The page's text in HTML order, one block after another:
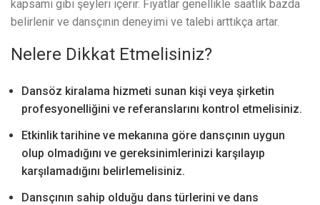
kapsamı gibi şeyleri içerir. Fiyatlar genellikle saatlik bazda
belirlenir ve dansçının deneyimi ve talebi arttıkça artar.
Nelere Dikkat Etmelisiniz?
Dansöz kiralama hizmeti sunan kişi veya şirketin
profesyonelliğini ve referanslarını kontrol etmelisiniz.
Etkinlik tarihine ve mekanına göre dansçının uygun
olup olmadığını ve gereksinimlerinizi karşılayıp
karşılamadığını belirlemelisiniz.
Dansçının sahip olduğu dans türlerini ve dans